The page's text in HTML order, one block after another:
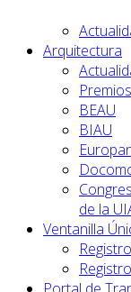
Arquitectura
BEAU
BIAU
de la
Ventanilla